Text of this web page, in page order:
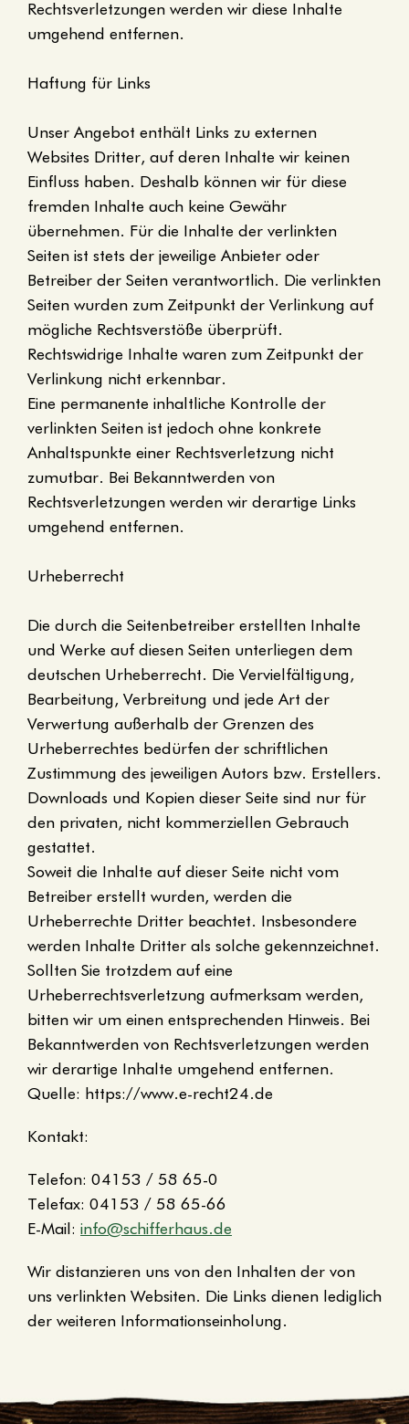
Rechtsverletzungen werden wir diese Inhalte
umgehend entfernen.
Haftung für Links
Unser Angebot enthält Links zu externen
Websites Dritter, auf deren Inhalte wir keinen
Einfluss haben. Deshalb können wir für diese
fremden Inhalte auch keine Gewähr
übernehmen. Für die Inhalte der verlinkten
Seiten ist stets der jeweilige Anbieter oder
Betreiber der Seiten verantwortlich. Die verlinkten
Seiten wurden zum Zeitpunkt der Verlinkung auf
mögliche Rechtsverstöße überprüft.
Rechtswidrige Inhalte waren zum Zeitpunkt der
Verlinkung nicht erkennbar.
Eine permanente inhaltliche Kontrolle der
verlinkten Seiten ist jedoch ohne konkrete
Anhaltspunkte einer Rechtsverletzung nicht
zumutbar. Bei Bekanntwerden von
Rechtsverletzungen werden wir derartige Links
umgehend entfernen.
Urheberrecht
Die durch die Seitenbetreiber erstellten Inhalte
und Werke auf diesen Seiten unterliegen dem
deutschen Urheberrecht. Die Vervielfältigung,
Bearbeitung, Verbreitung und jede Art der
Verwertung außerhalb der Grenzen des
Urheberrechtes bedürfen der schriftlichen
Zustimmung des jeweiligen Autors bzw. Erstellers.
Downloads und Kopien dieser Seite sind nur für
den privaten, nicht kommerziellen Gebrauch
gestattet.
Soweit die Inhalte auf dieser Seite nicht vom
Betreiber erstellt wurden, werden die
Urheberrechte Dritter beachtet. Insbesondere
werden Inhalte Dritter als solche gekennzeichnet.
Sollten Sie trotzdem auf eine
Urheberrechtsverletzung aufmerksam werden,
bitten wir um einen entsprechenden Hinweis. Bei
Bekanntwerden von Rechtsverletzungen werden
wir derartige Inhalte umgehend entfernen.
Quelle: https://www.e-recht24.de
Kontakt:
Telefon: 04153 / 58 65-0
Telefax: 04153 / 58 65-66
E-Mail: info@schifferhaus.de
Wir distanzieren uns von den Inhalten der von
uns verlinkten Websiten. Die Links dienen lediglich
der weiteren Informationseinholung.